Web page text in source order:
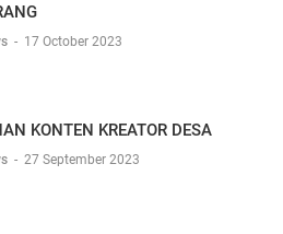
- 17 October 2023
KONTEN KREATOR DESA
- 27 September 2023